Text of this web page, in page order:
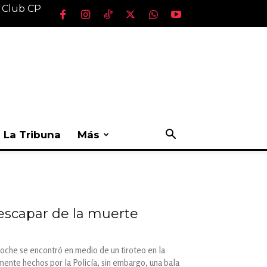
CP
La Tribuna Más
de la muerte
se encontró en medio de un tiroteo en la
hechos por la Policía, sin embargo, una bala